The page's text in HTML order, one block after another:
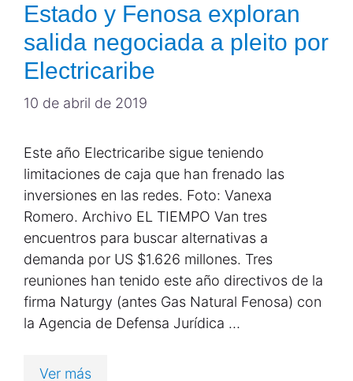
Estado y Fenosa exploran
salida negociada a pleito por
Electricaribe
10 de abril de 2019
Este año Electricaribe sigue teniendo
limitaciones de caja que han frenado las
inversiones en las redes. Foto: Vanexa
Romero. Archivo EL TIEMPO Van tres
encuentros para buscar alternativas a
demanda por US $1.626 millones. Tres
reuniones han tenido este año directivos de la
firma Naturgy (antes Gas Natural Fenosa) con
la Agencia de Defensa Jurídica …
Ver más